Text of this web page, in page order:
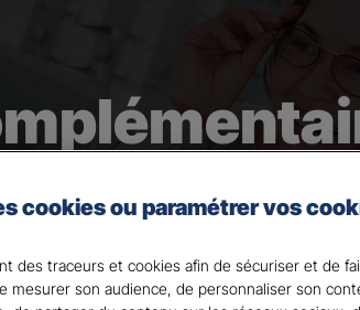
Assurances, que vous soyez
adaptée à vos besoins et votre
?
cookies ou paramétrer vos
des traceurs et cookies afin de sécuriser et de
mesurer son audience, de personnaliser son